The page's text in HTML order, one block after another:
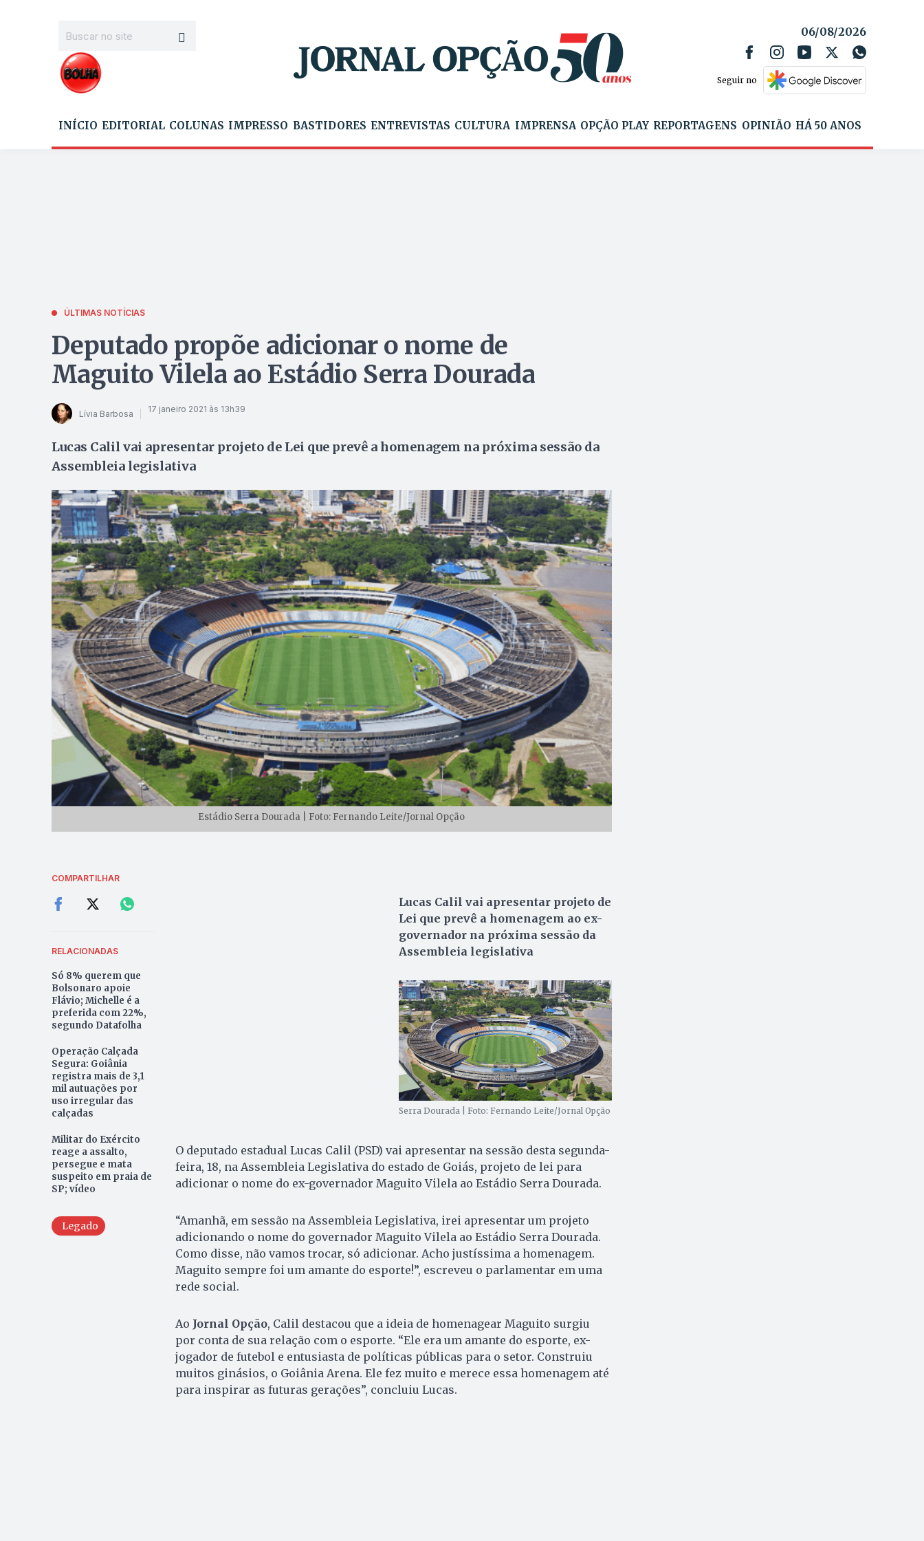
06/08/2026
Seguir no
INÍCIO EDITORIAL COLUNAS IMPRESSO BASTIDORES ENTREVISTAS CULTURA IMPRENSA OPÇÃO PLAY REPORTAGENS OPINIÃO HÁ 50 ANOS
ÚLTIMAS NOTÍCIAS
Deputado propõe adicionar o nome de
Maguito Vilela ao Estádio Serra Dourada
Lívia Barbosa 17 janeiro 2021 às 13h39
Lucas Calil vai apresentar projeto de Lei que prevê a homenagem na próxima sessão da
Assembleia legislativa
Estádio Serra Dourada | Foto: Fernando Leite/Jornal Opção
COMPARTILHAR
RELACIONADAS
Só 8% querem que
Bolsonaro apoie
Flávio; Michelle é a
preferida com 22%,
segundo Datafolha
Operação Calçada
Segura: Goiânia
registra mais de 3,1
mil autuações por
uso irregular das
calçadas
Militar do Exército
reage a assalto,
persegue e mata
suspeito em praia de
SP; vídeo
Legado
Lucas Calil vai apresentar projeto de
Lei que prevê a homenagem ao ex-
governador na próxima sessão da
Assembleia legislativa
Serra Dourada | Foto: Fernando Leite/Jornal Opção
O deputado estadual Lucas Calil (PSD) vai apresentar na sessão desta segunda-
feira, 18, na Assembleia Legislativa do estado de Goiás, projeto de lei para
adicionar o nome do ex-governador Maguito Vilela ao Estádio Serra Dourada.
“Amanhã, em sessão na Assembleia Legislativa, irei apresentar um projeto
adicionando o nome do governador Maguito Vilela ao Estádio Serra Dourada.
Como disse, não vamos trocar, só adicionar. Acho justíssima a homenagem.
Maguito sempre foi um amante do esporte!”, escreveu o parlamentar em uma
rede social.
Ao Jornal Opção, Calil destacou que a ideia de homenagear Maguito surgiu
por conta de sua relação com o esporte. “Ele era um amante do esporte, ex-
jogador de futebol e entusiasta de políticas públicas para o setor. Construiu
muitos ginásios, o Goiânia Arena. Ele fez muito e merece essa homenagem até
para inspirar as futuras gerações”, concluiu Lucas.